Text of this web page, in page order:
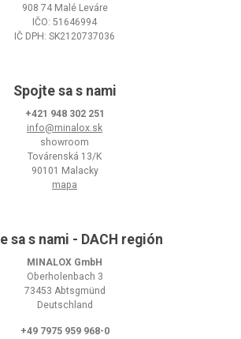
908 74 Malé Leváre
IČO: 51646994
IČ DPH: SK2120737036
Spojte sa s nami
+421 948 302 251
info@minalox.sk
showroom
Továrenská 13/K
90101 Malacky
mapa
sa s nami - DACH región
MINALOX GmbH
Oberholenbach 3
73453 Abtsgmünd
Deutschland
+49 7975 959 968-0